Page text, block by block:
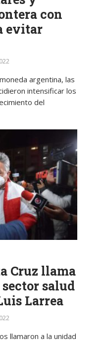
con
evitar
argentina, las
intensificar los
del
Cruz llama
salud
Larrea
llamaron a la unidad